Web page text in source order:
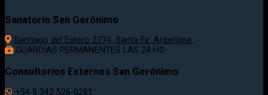
Sanatorio San Gerónimo
Santiago del Estero 2774, Santa Fe. Argentina.
GUARDIAS PERMANENTES LAS 24 HS.
Consultorios Externos San Gerónimo
+54 9 342 526-0281